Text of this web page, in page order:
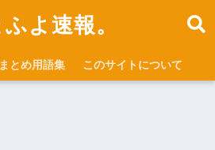
よ速報。
とめ用語集 このサイトについて